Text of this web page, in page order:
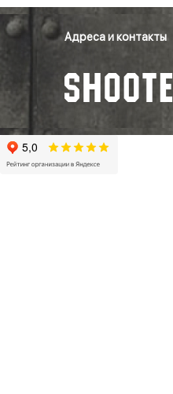
Адреса и контакты